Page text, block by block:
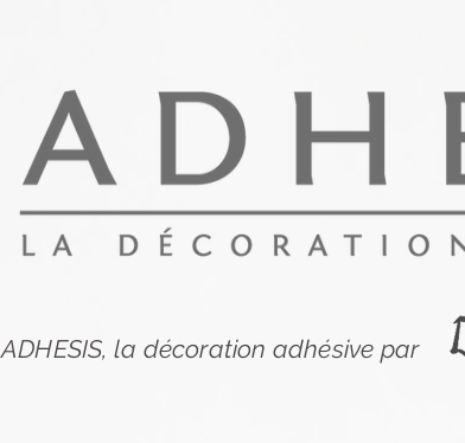
ADHESIS, la décoration adhésive par